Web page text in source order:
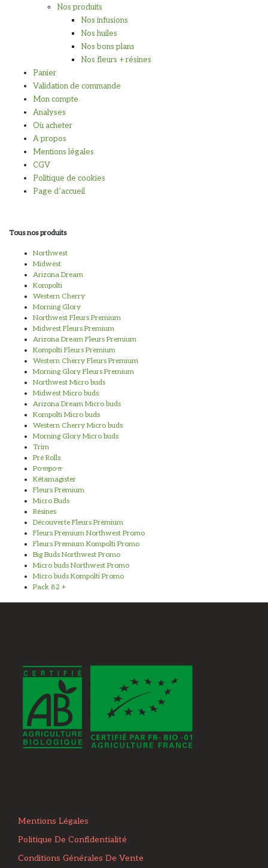
Nos produits
Nos infusions
Nos huiles
Nos bons plans
Nos fleurs + résines
Panier
Validation de commande
Mon compte
Analyses
Où acheter
A propos
Mentions légales
CGV
Politique de cookies
Page d’accueil
Tous nos produits
Northwest
Midwest
Arizona Dream
Kompolti
Western Cherry
Morning Glory
Northwest Fleurs Premium
Midwest Fleurs Premium
Arizona Dream Fleurs Premium
Kompolti Fleurs Premium
Western Cherry Fleurs Premium
Morning Glory Fleurs Premium
Northwest Micro buds
Midwest Micro buds
Arizona Dream Micro buds
Kompolti Micro buds
Western Cherry Micro buds
Morning Glory Micro buds
Trim
Pré Rolls
Po ̶m̶po ̶n̶
Kétamagister
Fleurs Premium
Micro Buds
Résines
Découverte Fleurs Premium
Fleurs Premium Northwest Promo
Fleurs Premium Kompolti Promo
Big Buds Northwest Promo
Micro buds Northwest Promo
Micro buds Kompolti Promo
Pack 82 +
Mentions Légales
Politique De Confidentialité
Conditions Générales De Vente